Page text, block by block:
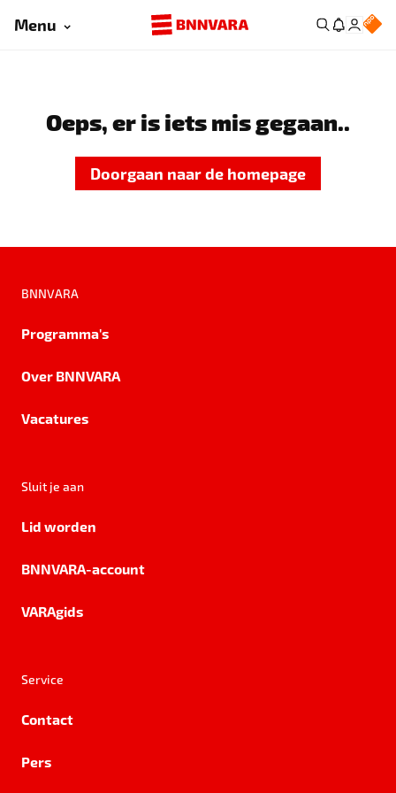
Menu
Oeps, er is iets mis gegaan..
Doorgaan naar de homepage
BNNVARA
Programma's
Over BNNVARA
Vacatures
Sluit je aan
Lid worden
BNNVARA-account
VARAgids
Service
Contact
Pers